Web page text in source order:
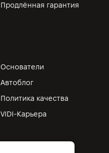
Продлённая гарантия
Основатели
Автоблог
Политика качества
VIDI-Карьера